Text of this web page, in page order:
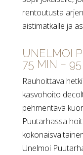
rentoutusta
aistimatkalle ja
UNELMOI
75 MIN –
Rauhoittava
kasvohoito
pehmentävä
Puutarhassa
Unelmoi